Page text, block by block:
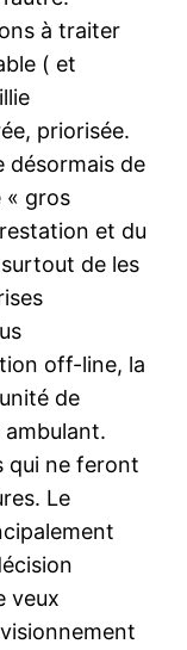
à traiter
( et
priorisée.
désormais de
« gros
et du
de les
off-line, la
de
ambulant.
qui ne feront
Le
veux